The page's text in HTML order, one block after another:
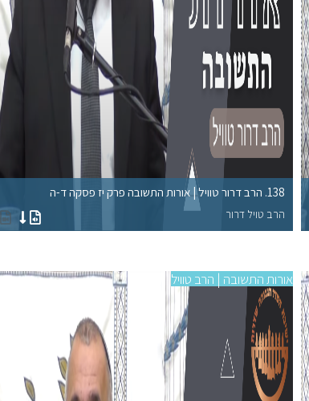
138. הרב דרור טוויל | אורות התשובה פרק יז פסקה ד-ה
הרב טויל דרור
אורות התשובה | הרב טוויל